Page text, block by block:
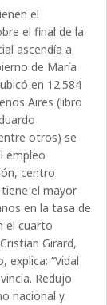
el
el final de la
ascendía a
de María
en 12.584
Aires (libro
otros) se
empleo
centro
el mayor
en la tasa de
el cuarto
Girard,
explica: “Vidal
Redujo
nacional y